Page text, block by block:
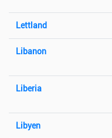
Lettland
Libanon
Liberia
Libyen